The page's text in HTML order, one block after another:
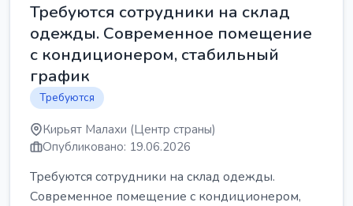
Требуются сотрудники на склад
одежды. Современное помещение
с кондиционером, стабильный
график
Требуются
Кирьят Малахи (Центр страны)
Опубликовано: 19.06.2026
Требуются сотрудники на склад одежды.
Современное помещение с кондиционером,